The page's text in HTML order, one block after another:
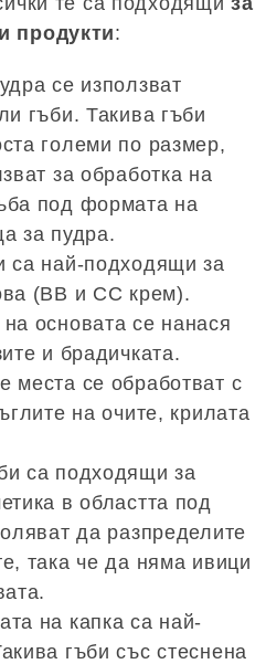
продукти:
се използват
гъби. Такива гъби
големи по размер,
за обработка на
под формата на
за пудра.
са най-подходящи за
(BB и CC крем).
основата се нанася
и брадичката.
места се обработват с
на очите, крилата
са подходящи за
в областта под
да разпределите
така че да няма ивици
на капка са най-
гъби със стеснена